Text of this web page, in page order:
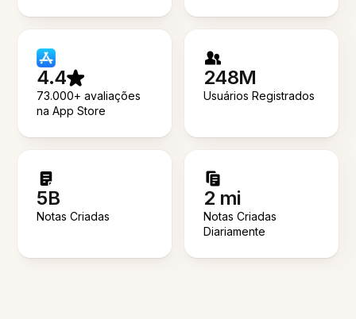
4.4
73.000+ avaliações
na App Store
248M
Usuários Registrados
5B
Notas Criadas
2 mi
Notas Criadas
Diariamente